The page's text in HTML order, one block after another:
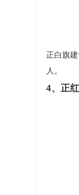
正白旗
人。
4、正